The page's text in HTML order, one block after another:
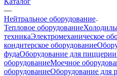
—
Нейтральное оборудование
Тепловое оборудование
техникаЭлектромеханическое
кондитерское оборудование
фудаОборудование для пиццерии
оборудованиеМоечное
оборудованиеОборудование для